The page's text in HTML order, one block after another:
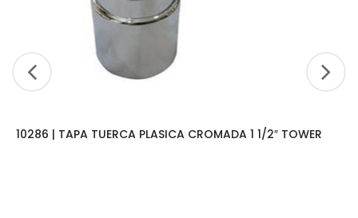
10286 | TAPA TUERCA PLASICA CROMADA 1 1/2″ TOWER